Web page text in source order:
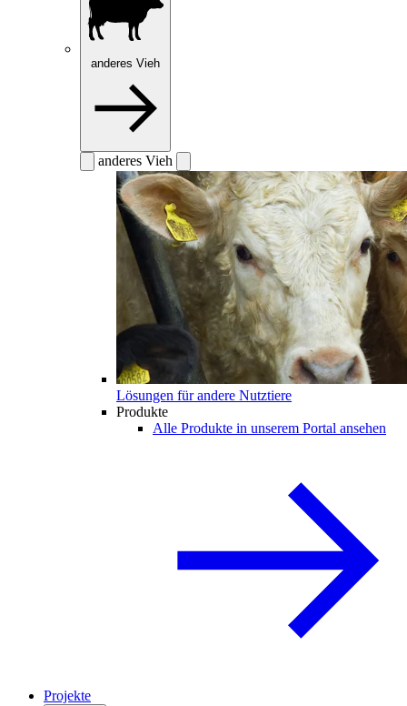
anderes Vieh
anderes Vieh
Lösungen für andere Nutztiere
Produkte
Alle Produkte in unserem Portal ansehen
Projekte